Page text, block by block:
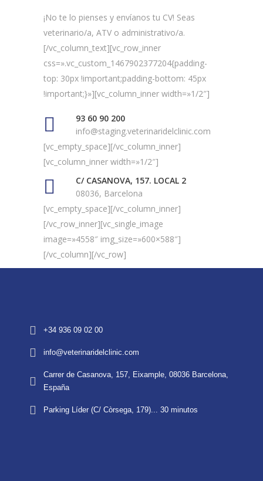
¡No te lo pienses y envíanos tu CV! Seas
veterinario/a, ATV o administrativo/a.
[/vc_column_text][vc_row_inner
css=».vc_custom_1467902377204{padding-
top: 30px !important;padding-bottom: 45px
!important;}»][vc_column_inner width=»1/2″]
93 60 90 200
info@staging.veterinaridelclinic.com
[vc_empty_space][/vc_column_inner]
[vc_column_inner width=»1/2″]
C/ CASANOVA, 157. LOCAL 2
08036, Barcelona
[vc_empty_space][/vc_column_inner]
[/vc_row_inner][vc_single_image
image=»4558″ img_size=»600×588″]
[/vc_column][/vc_row]
+34 936 09 02 00
info@veterinaridelclinic.com
Carrer de Casanova, 157, Eixample, 08036 Barcelona,
España
Parking Líder (C/ Còrsega, 179)... 30 minutos